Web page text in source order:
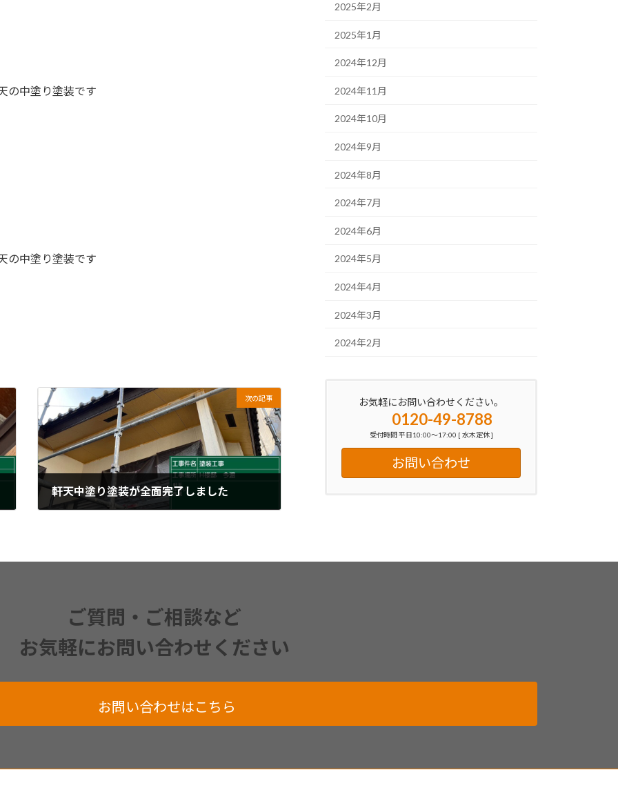
の中塗り塗装です
の中塗り塗装です
次の記事
軒天中塗り塗装が全面完了しました
2025年2月
2025年1月
2024年12月
2024年11月
2024年10月
2024年9月
2024年8月
2024年7月
2024年6月
2024年5月
2024年4月
2024年3月
2024年2月
お気軽にお問い合わせください。
0120-49-8788
受付時間 平日10:00～17:00 [ 水木定休 ]
お問い合わせ
ご質問・ご相談など
お気軽にお問い合わせください
お問い合わせはこちら